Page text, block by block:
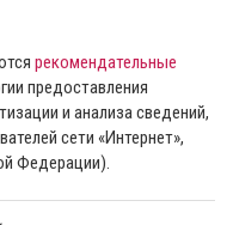
рекомендательные
предоставления
и анализа сведений,
сети «Интернет»,
Федерации).